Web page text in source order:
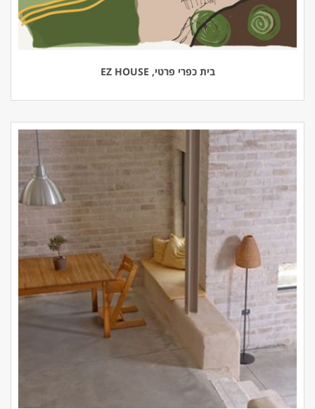
בית כפרי פרטי, EZ HOUSE